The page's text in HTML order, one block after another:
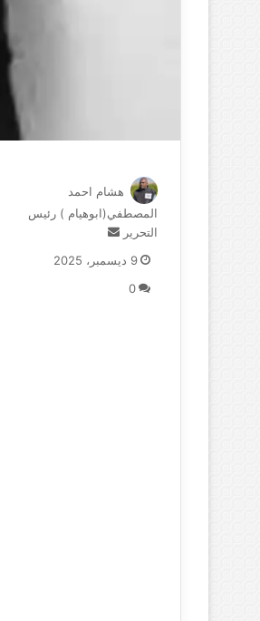
هشام احمد
المصطفي(ابوهيام ) رئيس
التحرير
س
9 ديسمبر، 2025
0